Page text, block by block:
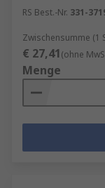
RS Best.-Nr. 331-
Zwischensumme (1
€ 27,41(ohne
Menge